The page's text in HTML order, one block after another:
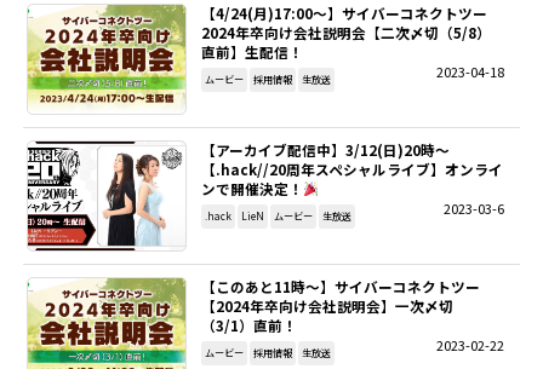
RECRUIT
SNS
SITEMAP
EN
【4/24(月)17:00～】サイバーコネクトツー
2024年卒向け会社説明会【二次〆切（5/8）
直前】生配信！
2023-04-18
ムービー 採用情報 生放送
【アーカイブ配信中】3/12(日)20時～
【.hack//20周年スペシャルライブ】オンライ
ンで開催決定！
2023-03-6
.hack LieN ムービー 生放送
【このあと11時～】サイバーコネクトツー
【2024年卒向け会社説明会】一次〆切
（3/1）直前！
2023-02-22
ムービー 採用情報 生放送